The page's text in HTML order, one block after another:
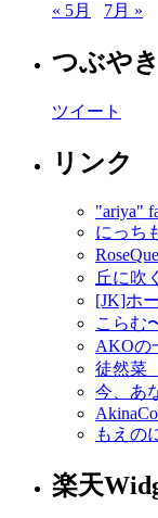
« 5月
7月 »
つぶやき
ツイート
リンク
"ariya"
にっち
丘に吹
[JK]ホ
こらむ
AKOの
徒然菜
今、あ
もえの
楽天